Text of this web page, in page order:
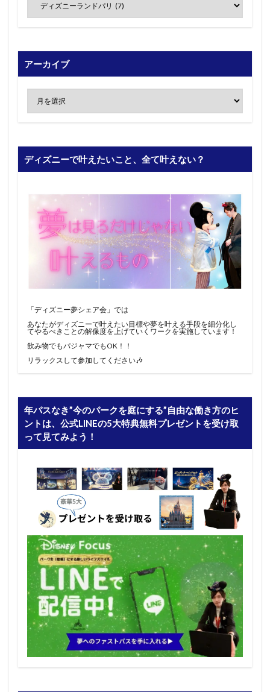
アーカイブ
ディズニーで叶えたいこと、全て叶えない？
「ディズニー夢シェア会」では
あなたがディズニーで叶えたい目標や夢を叶える手段を細分化し
てやるべきことの解像度を上げていくワークを実施しています！
飲み物でもパジャマでもOK！！
リラックスして参加してください🎶
年パスなき”今のパークを庭にする”自由な働き方のヒ
ントは、公式LINEの5大特典無料プレゼントを受け取
って見てみよう！